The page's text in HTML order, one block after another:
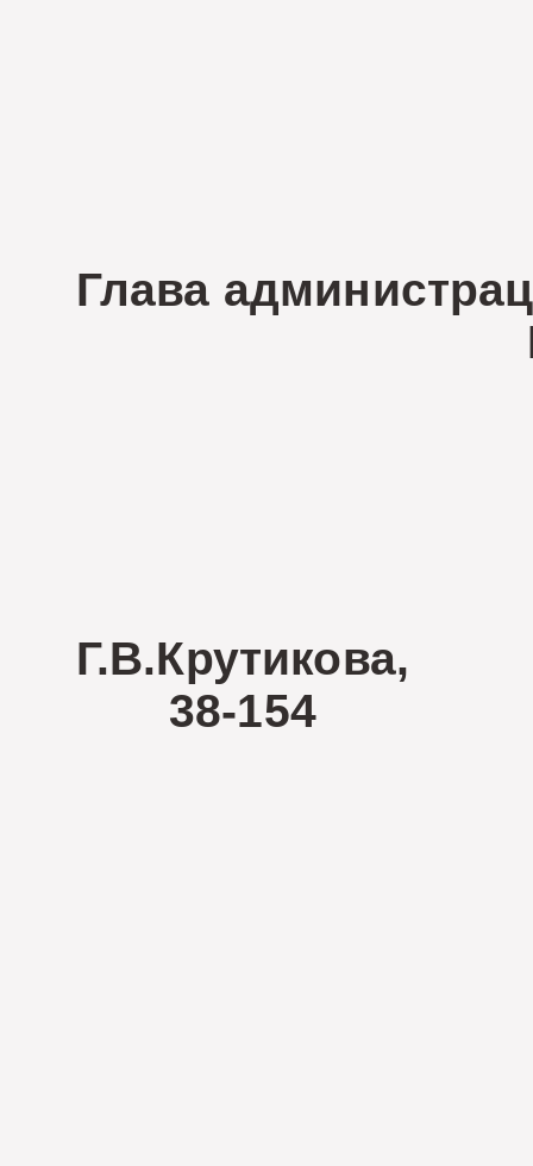
Глава
Г.В.Крутикова,
38-154